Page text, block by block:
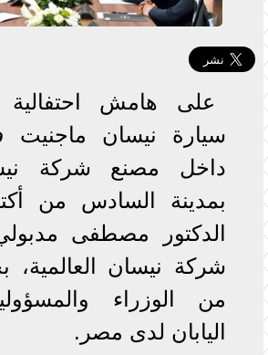
على هامش احتفالية
سيارة نيسان ماجنيت
داخل مصنع شركة
بمدينة السادس من
الدكتور مصطفى
شركة نيسان
من الوزراء
اليابان لدى مصر.